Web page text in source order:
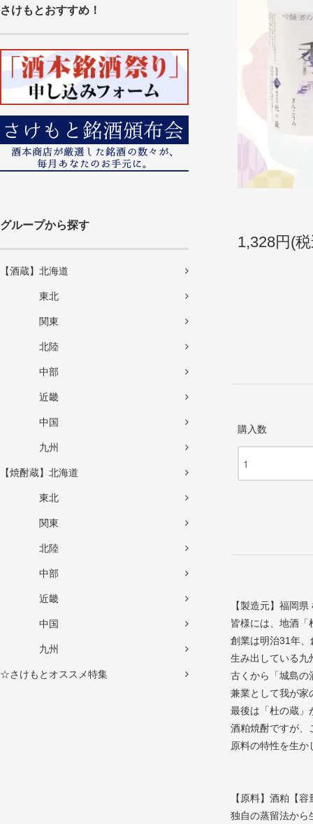
さけもとおすすめ！
グループから探す
【酒蔵】北海道
東北
関東
北陸
中部
近畿
中国
九州
【焼酎蔵】北海道
東北
関東
北陸
中部
近畿
中国
九州
☆さけもとオススメ特集
1,328円(
購入数
【製造元】福岡県
皆様には、地酒「
創業は明治31年
生み出している九
古くから「城島の
兼業として我が家
最後は「杜の蔵」
酒粕焼酎ですが、
原料の特性を生か
【原料】酒粕【
独自の蒸留法から